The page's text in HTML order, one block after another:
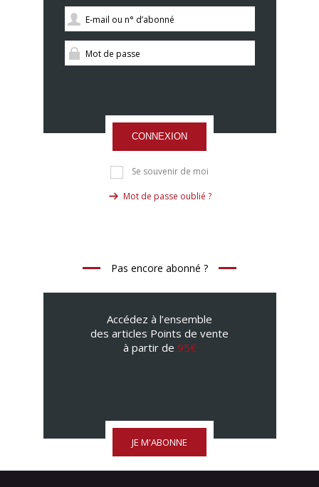
CONNEXION
Se souvenir de moi
Mot de passe oublié ?
Pas encore abonné ?
Accédez à l’ensemble
des articles Points de vente
à partir de 95€
JE M'ABONNE